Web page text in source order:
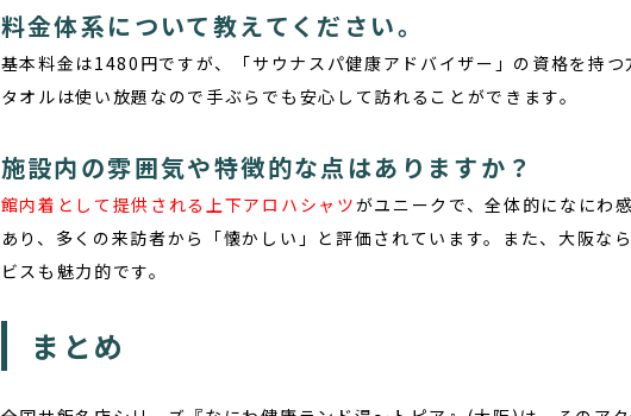
料金体系について教えてください。
基本料金は1480円ですが、「サウナスパ健康アドバイザー」の資格を持
タオルは使い放題なので手ぶらでも安心して訪れることができます。
施設内の雰囲気や特徴的な点はありますか？
館内着として提供される上下アロハシャツがユニークで、全体的になにわ
あり、多くの来訪者から「懐かしい」と評価されています。また、大阪な
ビスも魅力的です。
まとめ